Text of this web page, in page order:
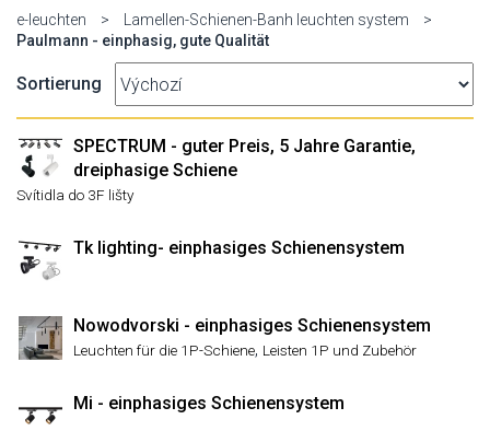
e-leuchten > Lamellen-Schienen-Banh leuchten system
>
Paulmann - einphasig, gute Qualität
Sortierung
SPECTRUM - guter Preis, 5 Jahre Garantie,
dreiphasige Schiene
Svítidla do 3F lišty
Tk lighting- einphasiges Schienensystem
Nowodvorski - einphasiges Schienensystem
Leuchten für die 1P-Schiene, Leisten 1P und Zubehör
Mi - einphasiges Schienensystem